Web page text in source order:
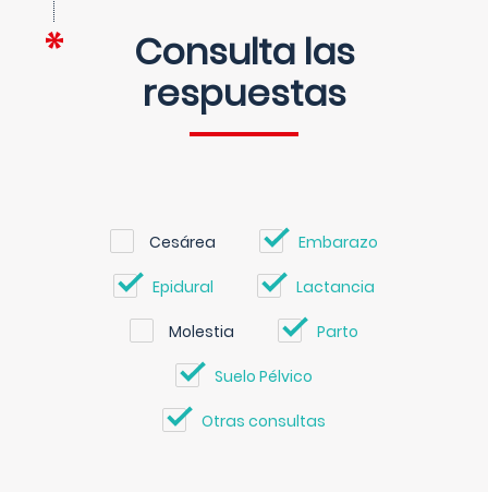
Consulta las
respuestas
Cesárea Embarazo
Epidural Lactancia
Molestia Parto
Suelo Pélvico
Otras consultas